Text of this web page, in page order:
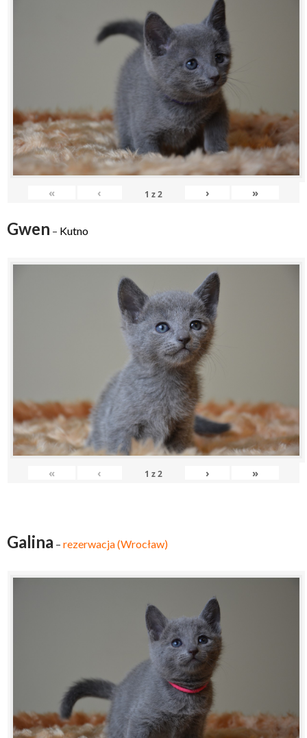
« ‹ 1 z2 › »
Gwen – Kutno
« ‹ 1 z2 › »
Galina – rezerwacja (Wrocław)